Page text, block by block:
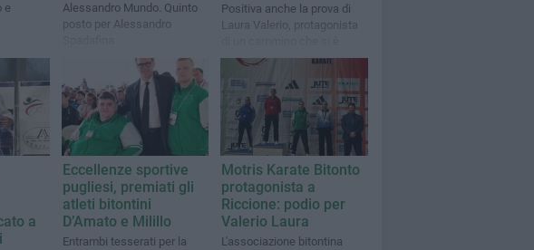
e
Alessandro Mundo. Quinto
posto per Alessandro
Positiva anche la prova di
Laura Valerio, protagonista
interrotto ai quarti di finale
a
Eccellenze sportive
pugliesi, premiati gli
atleti bitontini
D’Amato e Milillo
Entrambi tesserati per la
Motris Karate Bitonto
protagonista a
Riccione: podio per
Valerio Laura
L'associazione bitontina